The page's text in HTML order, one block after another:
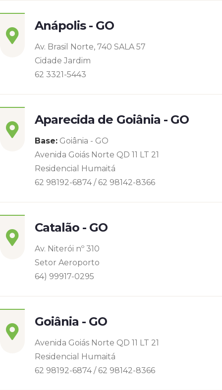
Anápolis - GO
Av. Brasil Norte, 740 SALA 57
Cidade Jardim
62 3321-5443
Aparecida de Goiânia - GO
Base: Goiânia - GO
Avenida Goiás Norte QD 11 LT 21
Residencial Humaitá
62 98192-6874 / 62 98142-8366
Catalão - GO
Av. Niterói nº 310
Setor Aeroporto
64) 99917-0295
Goiânia - GO
Avenida Goiás Norte QD 11 LT 21
Residencial Humaitá
62 98192-6874 / 62 98142-8366